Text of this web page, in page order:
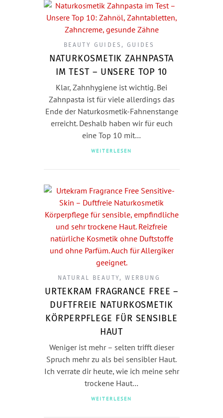
BEAUTY GUIDES , GUIDES
NATURKOSMETIK ZAHNPASTA
IM TEST – UNSERE TOP 10
Klar, Zahnhygiene ist wichtig. Bei
Zahnpasta ist für viele allerdings das
Ende der Naturkosmetik-Fahnenstange
erreicht. Deshalb haben wir für euch
eine Top 10 mit…
WEITERLESEN
NATURAL BEAUTY,WERBUNG
URTEKRAM FRAGRANCE FREE –
DUFTFREIE NATURKOSMETIK
KÖRPERPFLEGE FÜR SENSIBLE
HAUT
Weniger ist mehr – selten trifft dieser
Spruch mehr zu als bei sensibler Haut.
Ich verrate dir heute, wie ich meine sehr
trockene Haut…
WEITERLESEN